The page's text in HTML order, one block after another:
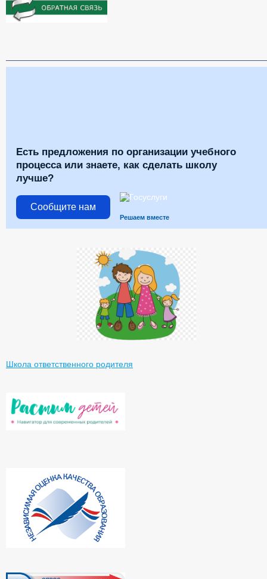
Есть предложения по организации учебного
процесса или знаете, как сделать школу
лучше?
Сообщите нам
Решаем вместе
Школа ответственного родителя